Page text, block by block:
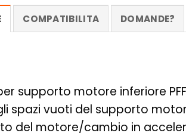
COMPATIBILITA DOMANDE?
supporto motore inferiore
spazi vuoti del supporto
del motore/cambio in